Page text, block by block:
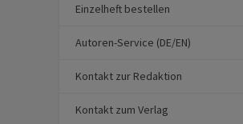
Einzelheft bestellen
Autoren-Service (DE/EN)
Kontakt zur Redaktion
Kontakt zum Verlag